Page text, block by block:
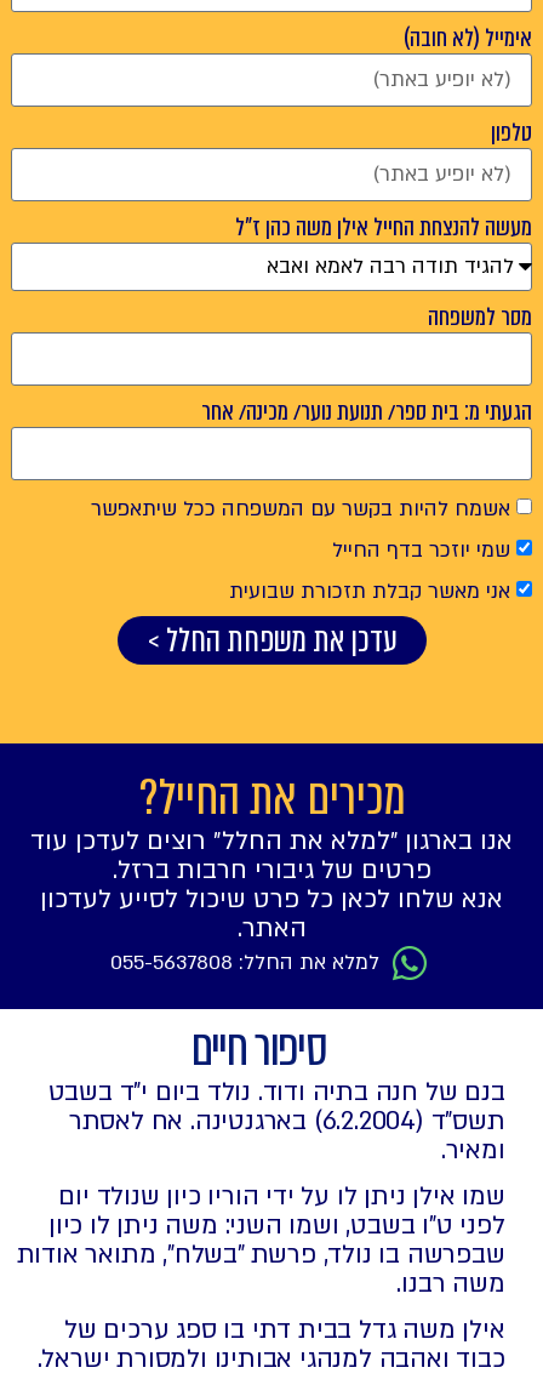
אימייל (לא חובה)
טלפון
מעשה להנצחת החייל אילן משה כהן ז"ל
מסר למשפחה
הגעתי מ: בית ספר/ תנועת נוער/ מכינה/ אחר
אשמח להיות בקשר עם המשפחה ככל שיתאפשר
שמי יוזכר בדף החייל
אני מאשר קבלת תזכורת שבועית
עדכן את משפחת החלל >
מכירים את החייל?
אנו בארגון ״למלא את החלל״ רוצים לעדכן עוד
פרטים של גיבורי חרבות ברזל.
אנא שלחו לכאן כל פרט שיכול לסייע לעדכון
האתר.
למלא את החלל: 055-5637808
סיפור חיים
בנם של חנה בתיה ודוד. נולד ביום י"ד בשבט
תשס"ד (6.2.2004) בארגנטינה. אח לאסתר
ומאיר.
שמו אילן ניתן לו על ידי הוריו כיון שנולד יום
לפני ט"ו בשבט, ושמו השני: משה ניתן לו כיון
שבפרשה בו נולד, פרשת "בשלח", מתואר אודות
משה רבנו.
אילן משה גדל בבית דתי בו ספג ערכים של
כבוד ואהבה למנהגי אבותינו ולמסורת ישראל.